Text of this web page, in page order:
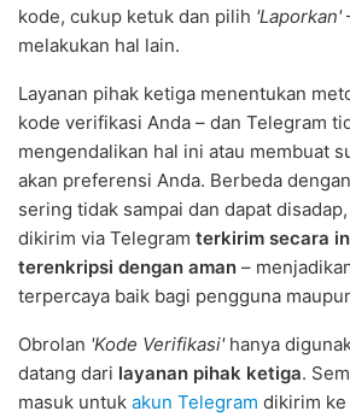
kode, cukup ketuk dan pilih 'Laporkan'
melakukan hal lain.
Layanan pihak ketiga menentukan
kode verifikasi Anda – dan Telegram
mengendalikan hal ini atau membuat
akan preferensi Anda. Berbeda
sering tidak sampai dan dapat
dikirim via Telegram terkirim secara
terenkripsi dengan aman –
terpercaya baik bagi pengguna
Obrolan 'Kode Verifikasi'hanya
datang dari layanan pihak ketiga.
masuk untuk akun Telegram dikirim